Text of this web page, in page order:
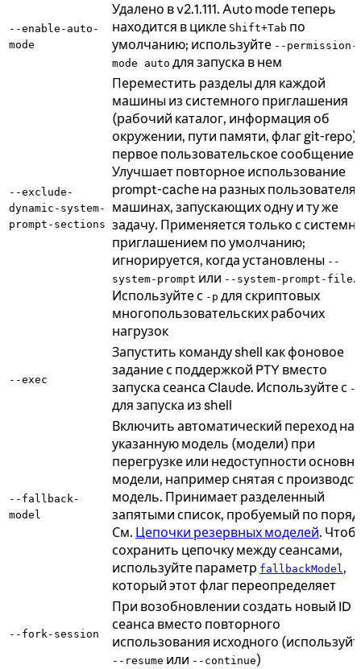
--enable-auto-
mode
Удалено в v2.1.111. Auto mode теперь
находится в цикле Shift+Tab по
умолчанию; используйте --permission-
mode auto для запуска в нем
--exclude-
dynamic-system-
prompt-sections
Переместить разделы для каждой
машины из системного приглашения
(рабочий каталог, информация об
окружении, пути памяти, флаг git-repo)
первое пользовательское сообщение.
Улучшает повторное использование
prompt-cache на разных
машинах, запускающих одну и ту же
задачу. Применяется только с
приглашением по умолчанию;
игнорируется, когда установлены --
system-prompt или --system-prompt-file.
Используйте с -p для скриптовых
многопользовательских рабочих
нагрузок
--exec
Запустить команду shell как фоновое
задание с поддержкой PTY вместо
запуска сеанса Claude. Используйте с
для запуска из shell
--fallback-
model
Включить автоматический переход на
указанную модель (модели) при
перегрузке или недоступности
модели, например снятая с
модель. Принимает разделенный
запятыми список, пробуемый по
См. Цепочки резервных моделей.
сохранить цепочку между сеансами,
используйте параметр fallbackModel,
который этот флаг переопределяет
--fork-session
При возобновлении создать новый ID
сеанса вместо повторного
использования исходного
--resume или --continue)